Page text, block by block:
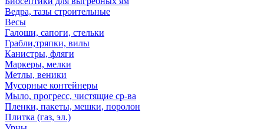
Ведра, тазы строительные
Весы
Галоши, сапоги, стельки
Грабли,тряпки, вилы
Канистры, фляги
Маркеры, мелки
Метлы, веники
Мусорные контейнеры
Мыло, прогресс, чистящие ср-ва
Пленки, пакеты, мешки, поролон
Плитка (газ, эл.)